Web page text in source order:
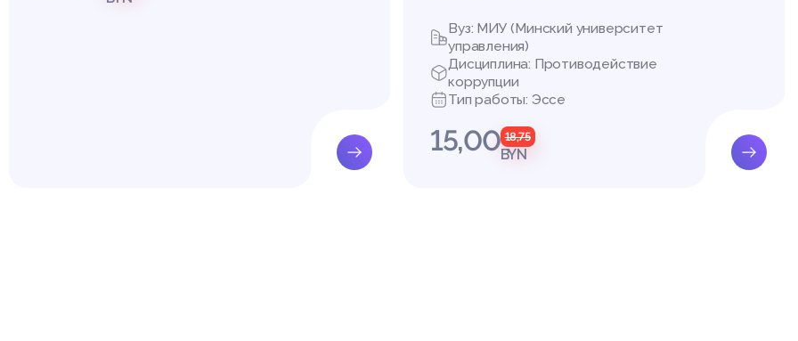
тренды и их влияние на Беларусь / А.М. Заборовский // Фина
Респ. Беларусь, 9 нояб. 2010 г.,№ 575 : в ред. Указа Президента
Респ. Беларусь. – Минск, 2014.
УГРОЗ ЭКОНОМИЧЕСКОЙ БЕЗОПАСНОСТИ РЕСПУБЛИКИ БЕЛАРУСЬ
ИСТОЧНИКОВ
Вуз: МИУ (Минский университет
управления)
Дисциплина: Противодействие
коррупции
Тип работы: Эссе
15,00 18,75
BYN